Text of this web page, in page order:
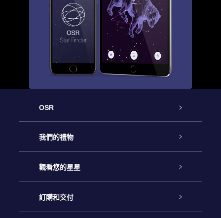
OSR
客戶服務
聯繫我們
博客
我們的禮物
Online Star禮物
OSR禮物包
觀看您的星星
星星注册
訂購和交付